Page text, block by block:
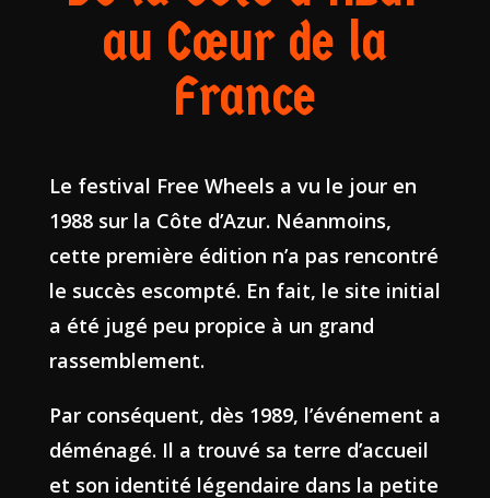
au Cœur de la
France
Le festival Free Wheels a vu le jour en
1988 sur la Côte d’Azur. Néanmoins,
cette première édition n’a pas rencontré
le succès escompté. En fait, le site initial
a été jugé peu propice à un grand
rassemblement.
Par conséquent, dès 1989, l’événement a
déménagé. Il a trouvé sa terre d’accueil
et son identité légendaire dans la petite